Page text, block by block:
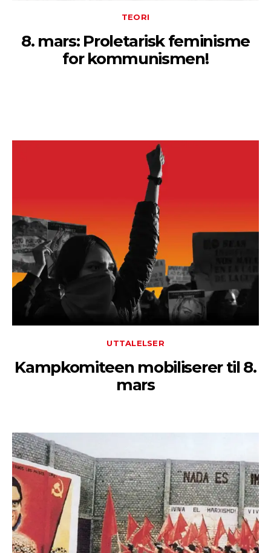
TEORI
8. mars: Proletarisk feminisme
for kommunismen!
UTTALELSER
Kampkomiteen mobiliserer til 8.
mars